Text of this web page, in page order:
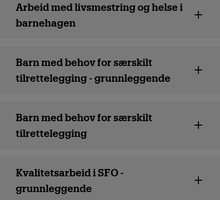
Arbeid med livsmestring og helse i
barnehagen
Barn med behov for særskilt
tilrettelegg­ing - grunnleggende
Barn med behov for særskilt
tilrettelegg­ing
Kvalitets­arbeid i SFO -
grunnleggende